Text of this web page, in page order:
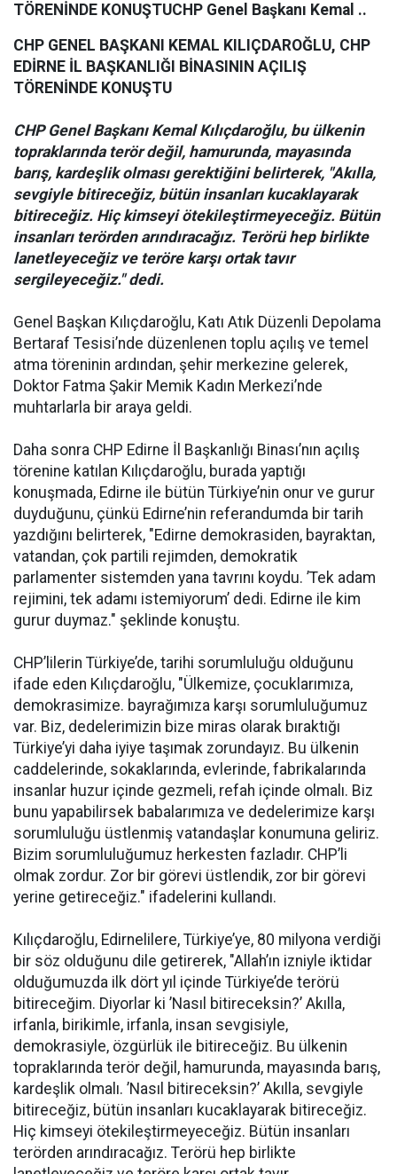
TÖRENİNDE KONUŞTUCHP Genel Başkanı Kemal ..
CHP GENEL BAŞKANI KEMAL KILIÇDAROĞLU, CHP
EDİRNE İL BAŞKANLIĞI BİNASININ AÇILIŞ
TÖRENİNDE KONUŞTU
CHP Genel Başkanı Kemal Kılıçdaroğlu, bu ülkenin
topraklarında terör değil, hamurunda, mayasında
barış, kardeşlik olması gerektiğini belirterek, "Akılla,
sevgiyle bitireceğiz, bütün insanları kucaklayarak
bitireceğiz. Hiç kimseyi ötekileştirmeyeceğiz. Bütün
insanları terörden arındıracağız. Terörü hep birlikte
lanetleyeceğiz ve teröre karşı ortak tavır
sergileyeceğiz." dedi.
Genel Başkan Kılıçdaroğlu, Katı Atık Düzenli Depolama
Bertaraf Tesisi’nde düzenlenen toplu açılış ve temel
atma töreninin ardından, şehir merkezine gelerek,
Doktor Fatma Şakir Memik Kadın Merkezi’nde
muhtarlarla bir araya geldi.
Daha sonra CHP Edirne İl Başkanlığı Binası’nın açılış
törenine katılan Kılıçdaroğlu, burada yaptığı
konuşmada, Edirne ile bütün Türkiye’nin onur ve gurur
duyduğunu, çünkü Edirne’nin referandumda bir tarih
yazdığını belirterek, "Edirne demokrasiden, bayraktan,
vatandan, çok partili rejimden, demokratik
parlamenter sistemden yana tavrını koydu. ’Tek adam
rejimini, tek adamı istemiyorum’ dedi. Edirne ile kim
gurur duymaz." şeklinde konuştu.
CHP’lilerin Türkiye’de, tarihi sorumluluğu olduğunu
ifade eden Kılıçdaroğlu, "Ülkemize, çocuklarımıza,
demokrasimize. bayrağımıza karşı sorumluluğumuz
var. Biz, dedelerimizin bize miras olarak bıraktığı
Türkiye’yi daha iyiye taşımak zorundayız. Bu ülkenin
caddelerinde, sokaklarında, evlerinde, fabrikalarında
insanlar huzur içinde gezmeli, refah içinde olmalı. Biz
bunu yapabilirsek babalarımıza ve dedelerimize karşı
sorumluluğu üstlenmiş vatandaşlar konumuna geliriz.
Bizim sorumluluğumuz herkesten fazladır. CHP’li
olmak zordur. Zor bir görevi üstlendik, zor bir görevi
yerine getireceğiz." ifadelerini kullandı.
Kılıçdaroğlu, Edirnelilere, Türkiye’ye, 80 milyona verdiği
bir söz olduğunu dile getirerek, "Allah’ın izniyle iktidar
olduğumuzda ilk dört yıl içinde Türkiye’de terörü
bitireceğim. Diyorlar ki ’Nasıl bitireceksin?’ Akılla,
irfanla, birikimle, irfanla, insan sevgisiyle,
demokrasiyle, özgürlük ile bitireceğiz. Bu ülkenin
topraklarında terör değil, hamurunda, mayasında barış,
kardeşlik olmalı. ’Nasıl bitireceksin?’ Akılla, sevgiyle
bitireceğiz, bütün insanları kucaklayarak bitireceğiz.
Hiç kimseyi ötekileştirmeyeceğiz. Bütün insanları
terörden arındıracağız. Terörü hep birlikte